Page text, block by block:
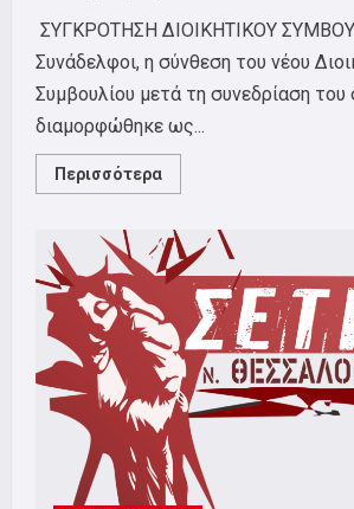
ΣΥΓΚΡΟΤΗΣΗ ΔΙΟΙΚΗΤΙΚΟΥ
Συνάδελφοι, η σύνθεση του νέου
Συμβουλίου μετά τη συνεδρίαση
διαμορφώθηκε ως...
Περισσότερα
more
Διοικητικού
Συμβουλίου
2011